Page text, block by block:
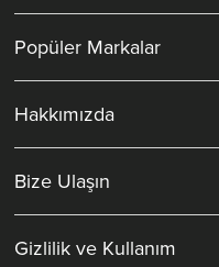
Popüler Markalar
Hakkımızda
Bize Ulaşın
Gizlilik ve Kullanım